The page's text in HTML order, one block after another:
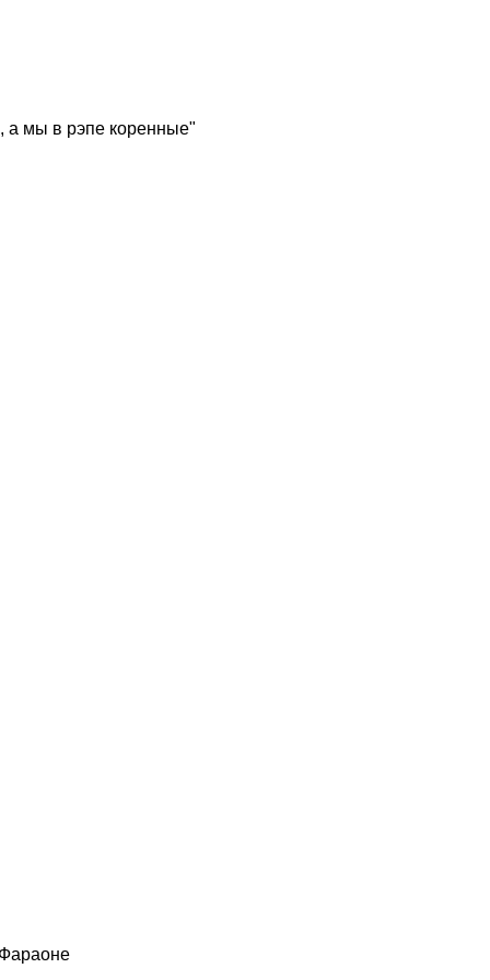
а мы в рэпе коренные"